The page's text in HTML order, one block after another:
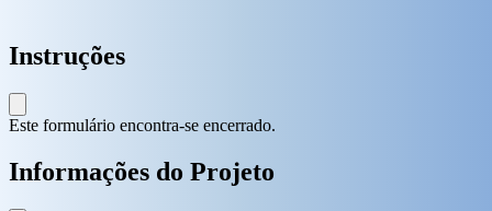
Instruções
Este formulário encontra-se encerrado.
Informações do Projeto